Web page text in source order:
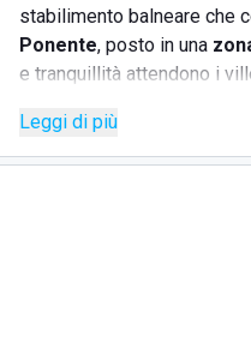
stabilimento balneare che
Ponente, posto in una
e tranquillità attendono i
zona e offre ai suoi clienti i
Leggi di più